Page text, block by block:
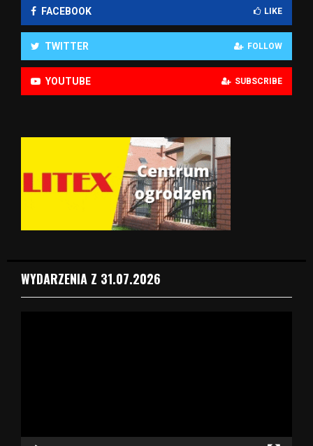
FACEBOOK LIKE
TWITTER FOLLOW
YOUTUBE SUBSCRIBE
WYDARZENIA Z 31.07.2026
c